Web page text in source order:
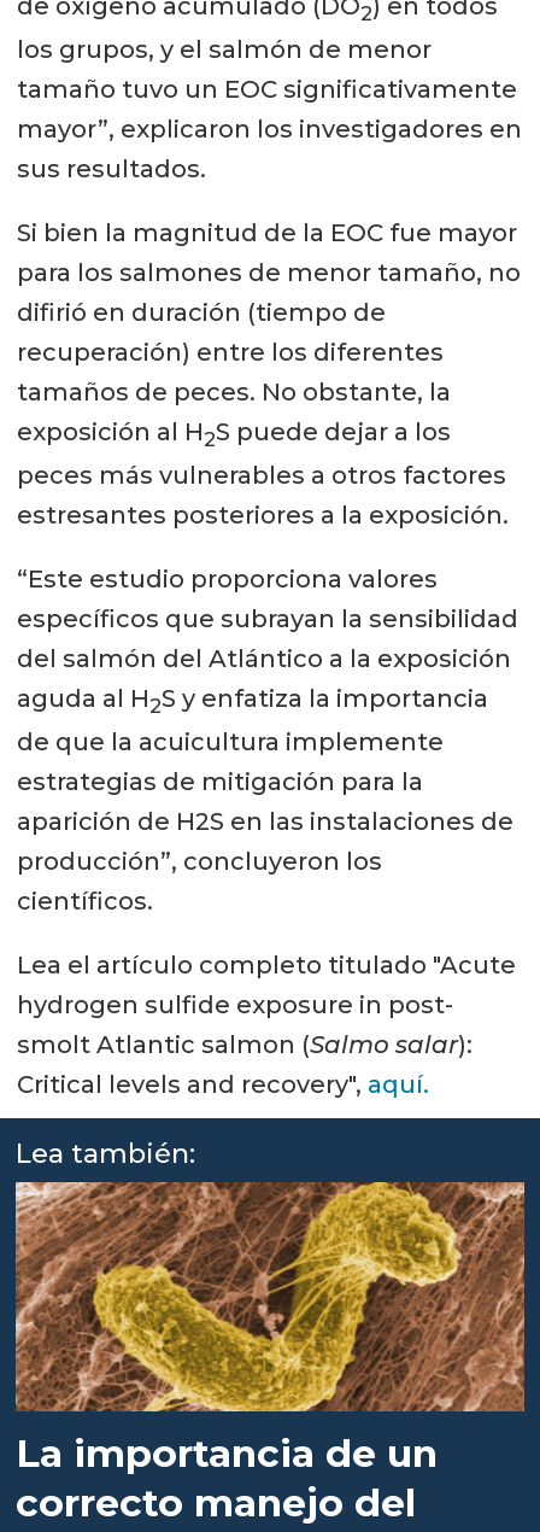
2
los grupos, y el salmón de menor
tamaño tuvo un EOC significativamente
mayor”, explicaron los investigadores en
sus resultados.
Si bien la magnitud de la EOC fue mayor
para los salmones de menor tamaño, no
difirió en duración (tiempo de
recuperación) entre los diferentes
tamaños de peces. No obstante, la
exposición al H2S puede dejar a los
peces más vulnerables a otros factores
estresantes posteriores a la exposición.
“Este estudio proporciona valores
específicos que subrayan la sensibilidad
del salmón del Atlántico a la exposición
aguda al H2S y enfatiza la importancia
de que la acuicultura implemente
estrategias de mitigación para la
aparición de H2S en las instalaciones de
producción”, concluyeron los
científicos.
Lea el artículo completo titulado "Acute
hydrogen sulfide exposure in post-
smolt Atlantic salmon (Salmo salar):
Critical levels and recovery", aquí.
Lea también:
La importancia de un
correcto manejo del